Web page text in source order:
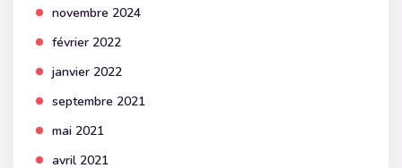
novembre 2024
février 2022
janvier 2022
septembre 2021
mai 2021
avril 2021